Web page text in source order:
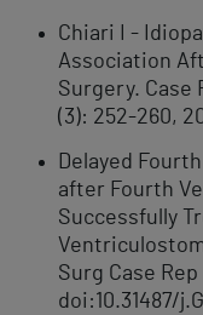
Chiari I -
Association
Surgery. Case
(3): 252-260,
Delayed
after Fourth
Successfully
Surg Case Rep
doi:10.31487/